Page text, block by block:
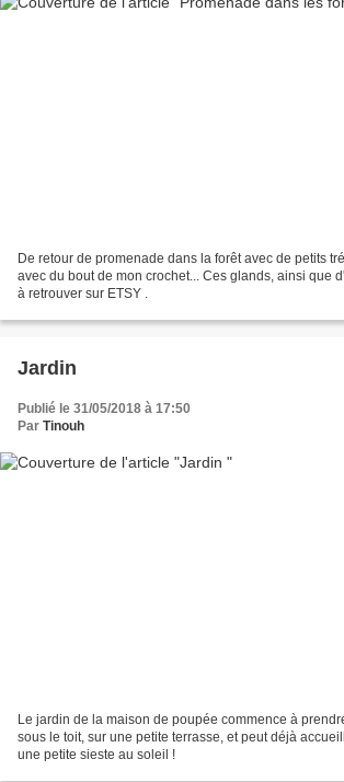
De retour de promenade dans la forêt avec de petits
avec du bout de mon crochet... Ces glands, ainsi que
à retrouver sur ETSY .
Jardin
Publié le 31/05/2018 à 17:50
Par Tinouh
Le jardin de la maison de poupée commence à
sous le toit, sur une petite terrasse, et peut déjà
une petite sieste au soleil !